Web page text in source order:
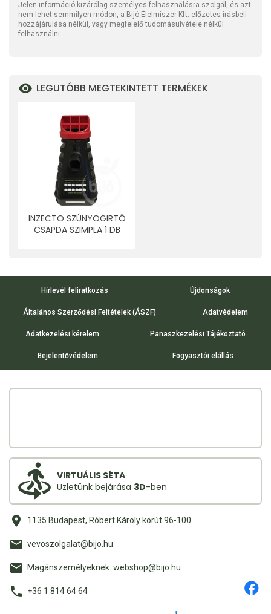
Jelen információ kizárólag személyes felhasználásra szolgál, és azt
nem lehet semmilyen módon, a Bijó Élelmiszer Kft. előzetes írásbeli
hozzájárulása nélkül, vagy megfelelő tudomásulvétele nélkül
felhasználni.
LEGUTÓBB MEGTEKINTETT TERMÉKEK
INZECTO SZÚNYOGIRTÓ
CSAPDA SZIMPLA 1 DB
Hírlevél feliratkozás Újdonságok
Általános Szerződési Feltételek (ÁSZF) Adatvédelem
Adatkezelési kérelem Panaszkezelési Tájékoztató
Bejelentővédelem Fogyasztói elállás
VIRTUÁLIS SÉTA
Üzletünk bejárása 3D-ben
1135 Budapest, Róbert Károly körút 96-100.
vevoszolgalat@bijo.hu
Magánszemélyeknek: webshop@bijo.hu
+36 1 814 64 64